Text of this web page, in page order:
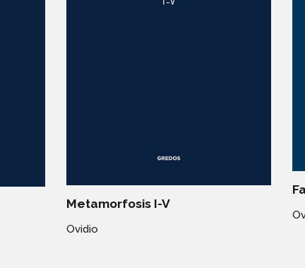
Metamorfosis I-V
Ovidio